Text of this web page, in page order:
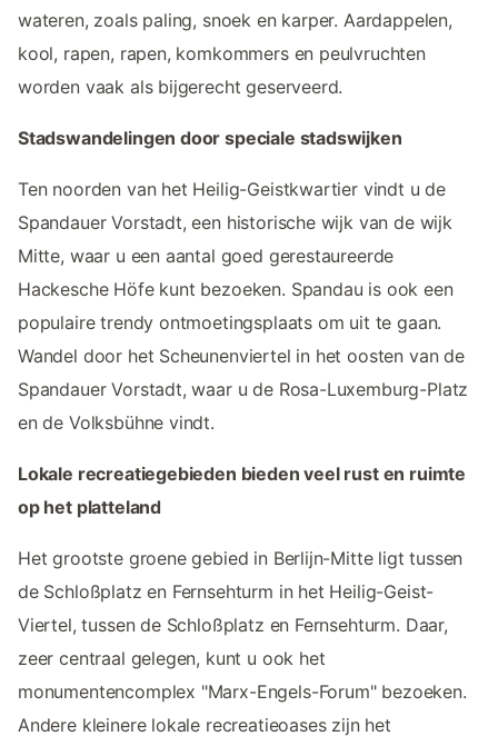
wateren, zoals paling, snoek en karper. Aardappelen,
kool, rapen, rapen, komkommers en peulvruchten
worden vaak als bijgerecht geserveerd.
Stadswandelingen door speciale stadswijken
Ten noorden van het Heilig-Geistkwartier vindt u de
Spandauer Vorstadt, een historische wijk van de wijk
Mitte, waar u een aantal goed gerestaureerde
Hackesche Höfe kunt bezoeken. Spandau is ook een
populaire trendy ontmoetingsplaats om uit te gaan.
Wandel door het Scheunenviertel in het oosten van de
Spandauer Vorstadt, waar u de Rosa-Luxemburg-Platz
en de Volksbühne vindt.
Lokale recreatiegebieden bieden veel rust en ruimte
op het platteland
Het grootste groene gebied in Berlijn-Mitte ligt tussen
de Schloßplatz en Fernsehturm in het Heilig-Geist-
Viertel, tussen de Schloßplatz en Fernsehturm. Daar,
zeer centraal gelegen, kunt u ook het
monumentencomplex "Marx-Engels-Forum" bezoeken.
Andere kleinere lokale recreatieoases zijn het